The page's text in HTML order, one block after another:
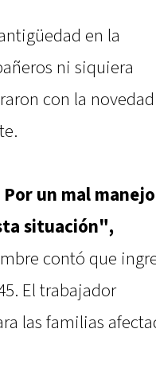
en la
ni siquiera
con la
un mal
situación",
contó que
El trabajador
las familias